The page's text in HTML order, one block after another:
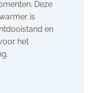
Deze
is
en
het